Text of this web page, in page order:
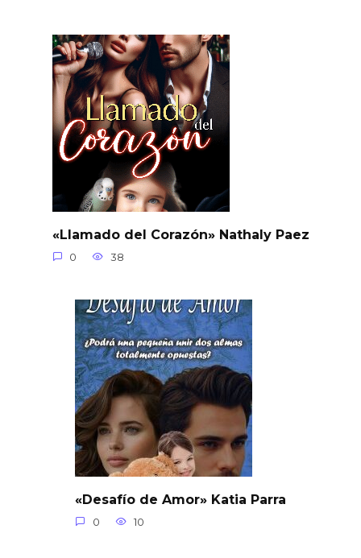
«Llamado del Corazón» Nathaly Paez
0 38
«Desafío de Amor» Katia Parra
0 10